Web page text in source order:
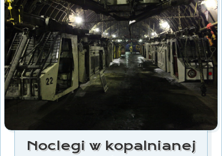
Noclegi w kopalnianej